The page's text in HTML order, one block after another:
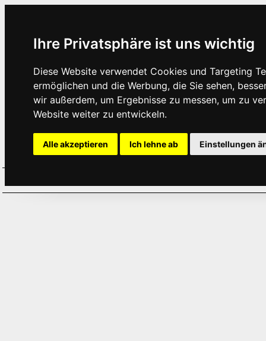
Ihre Privatsphäre ist uns wichtig
Diese Website verwendet Cookies und Targeting
ermöglichen und die Werbung, die Sie sehen,
wir außerdem, um Ergebnisse zu messen, um zu
Website weiter zu entwickeln.
Alle akzeptieren Ich lehne ab Einstellungen